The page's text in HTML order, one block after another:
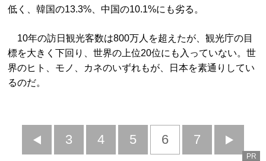
低く、韓国の13.3%、中国の10.1%にも劣る。
10年の訪日観光客数は800万人を超えたが、観光庁の目
標を大きく下回り、世界の上位20位にも入っていない。世
界のヒト、モノ、カネのいずれもが、日本を素通りしてい
るのだ。
前
3 4 5 6 7
PR